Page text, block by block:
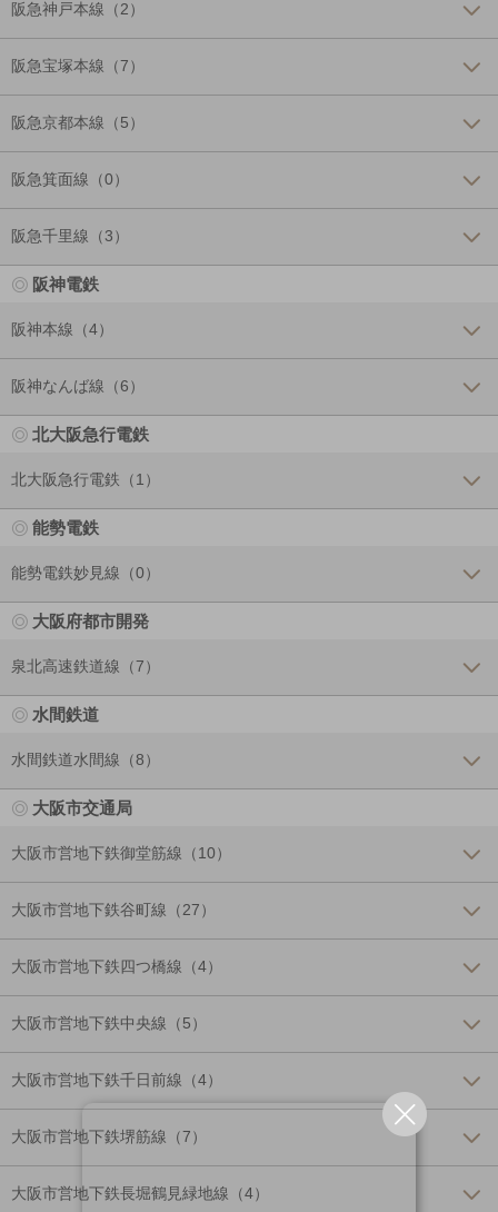
阪急神戸本線（2）
阪急宝塚本線（7）
阪急京都本線（5）
阪急箕面線（0）
阪急千里線（3）
阪神電鉄
阪神本線（4）
阪神なんば線（6）
北大阪急行電鉄
北大阪急行電鉄（1）
能勢電鉄
能勢電鉄妙見線（0）
大阪府都市開発
泉北高速鉄道線（7）
水間鉄道
水間鉄道水間線（8）
大阪市交通局
大阪市営地下鉄御堂筋線（10）
大阪市営地下鉄谷町線（27）
大阪市営地下鉄四つ橋線（4）
大阪市営地下鉄中央線（5）
大阪市営地下鉄千日前線（4）
大阪市営地下鉄堺筋線（7）
大阪市営地下鉄長堀鶴見緑地線（4）